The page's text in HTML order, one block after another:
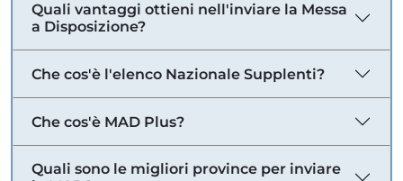
Quali vantaggi ottieni nell'inviare la Messa
a Disposizione?
Che cos'è l'elenco Nazionale Supplenti?
Che cos'è MAD Plus?
Quali sono le migliori province per inviare